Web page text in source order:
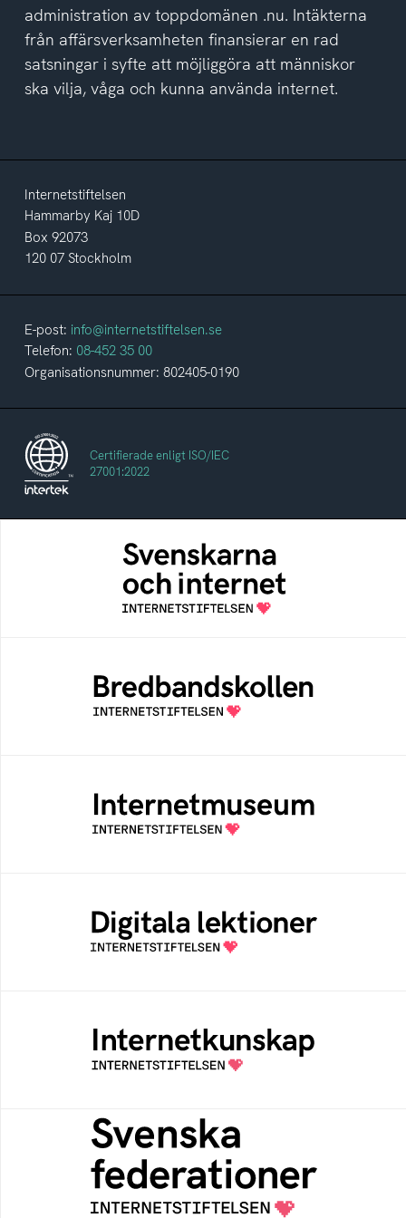
administration av toppdomänen .nu. Intäkterna
från affärsverksamheten finansierar en rad
satsningar i syfte att möjliggöra att människor
ska vilja, våga och kunna använda internet.
Internetstiftelsen
Hammarby Kaj 10D
Box 92073
120 07 Stockholm
E-post: info@internetstiftelsen.se
Telefon: 08-452 35 00
Organisationsnummer: 802405-0190
Certifierade enligt ISO/IEC
27001:2022
Svenskarna och internet
En årlig studie av svenska folkets
internetvanor
Bredbandskollen är ett oberoende
konsumentverktyg som drivs av
Internetstiftelsen
Ett digitalt museum som byggts, och kureras
av Internetstiftelsen
Öppen digital lärresurs med färdiga lektioner
för alla stadier i grundskolan
Samlad kunskap som hjälper dig att bli en
säker och medveten internetanvändare
Svenska federationer
Grunden för medlemskap i en sektors- eller
kontextspecifik federation